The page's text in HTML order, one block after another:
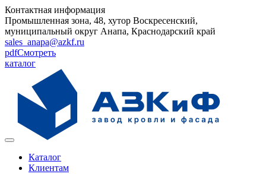
Контактная информация
Промышленная зона, 48, хутор Воскресенский,
муниципальный округ Анапа, Краснодарский край
sales_anapa@azkf.ru
pdfСмотреть
каталог
Каталог
Клиентам